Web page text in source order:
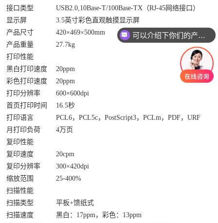
接口类型
USB2.0,10Base-T/100Base-TX（RJ-45网络接口）
显示屏
3.5英寸彩色直观触摸显示屏
产品尺寸
420×469×500mm
产品重量
27.7kg
打印性能
黑白打印速度
20ppm
彩色打印速度
20ppm
打印分辨率
600×600dpi
首页打印时间
16.5秒
打印语言
PCL6，PCL5c，PostScript3，PCLm，PDF，URF
月打印负荷
4万页
复印性能
复印速度
20cpm
复印分辨率
300×420dpi
缩放范围
25-400%
扫描性能
扫描类型
平板+馈纸式
扫描速度
黑白：17ppm，彩色：13ppm